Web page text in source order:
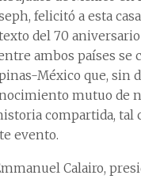
felicitó a esta
del 70
ambos países se
México que, sin
mutuo de
compartida, tal
evento.
Calairo,